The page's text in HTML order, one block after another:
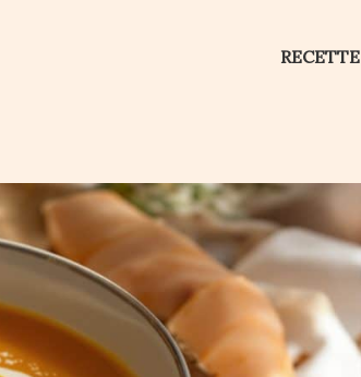
RECETTE